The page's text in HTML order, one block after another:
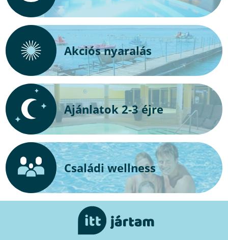
Akciós nyaralás
Ajánlatok 2-3 éjre
Családi wellness